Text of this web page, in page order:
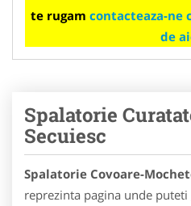
te rugam contacteaza-ne
de
Spalatorie
Secuiesc
Spalatorie Covoare-
reprezinta pagina unde